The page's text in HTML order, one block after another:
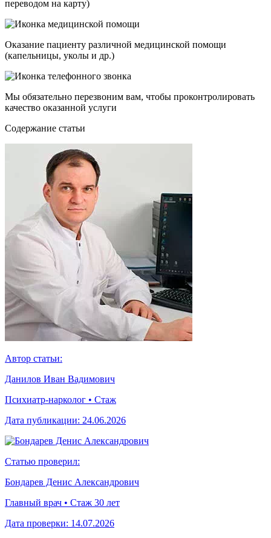
переводом на карту)
Оказание пациенту различной медицинской помощи
(капельницы, уколы и др.)
Мы обязательно перезвоним вам, чтобы проконтролировать
качество оказанной услуги
Cодержание статьи
Автор статьи:
Данилов Иван Вадимович
Психиатр-нарколог • Стаж
Дата публикации: 24.06.2026
Статью проверил:
Бондарев Денис Александрович
Главный врач • Стаж 30 лет
Дата проверки: 14.07.2026